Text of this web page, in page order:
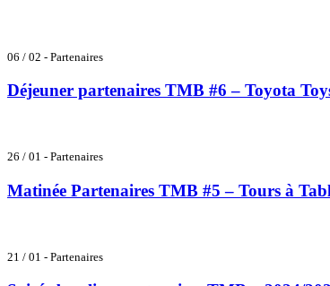
06 / 02 - Partenaires
Déjeuner partenaires TMB #6 – Toyota
26 / 01 - Partenaires
Matinée Partenaires TMB #5 – Tours à
21 / 01 - Partenaires